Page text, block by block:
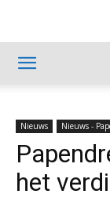
Nieuws Nieuws -
het